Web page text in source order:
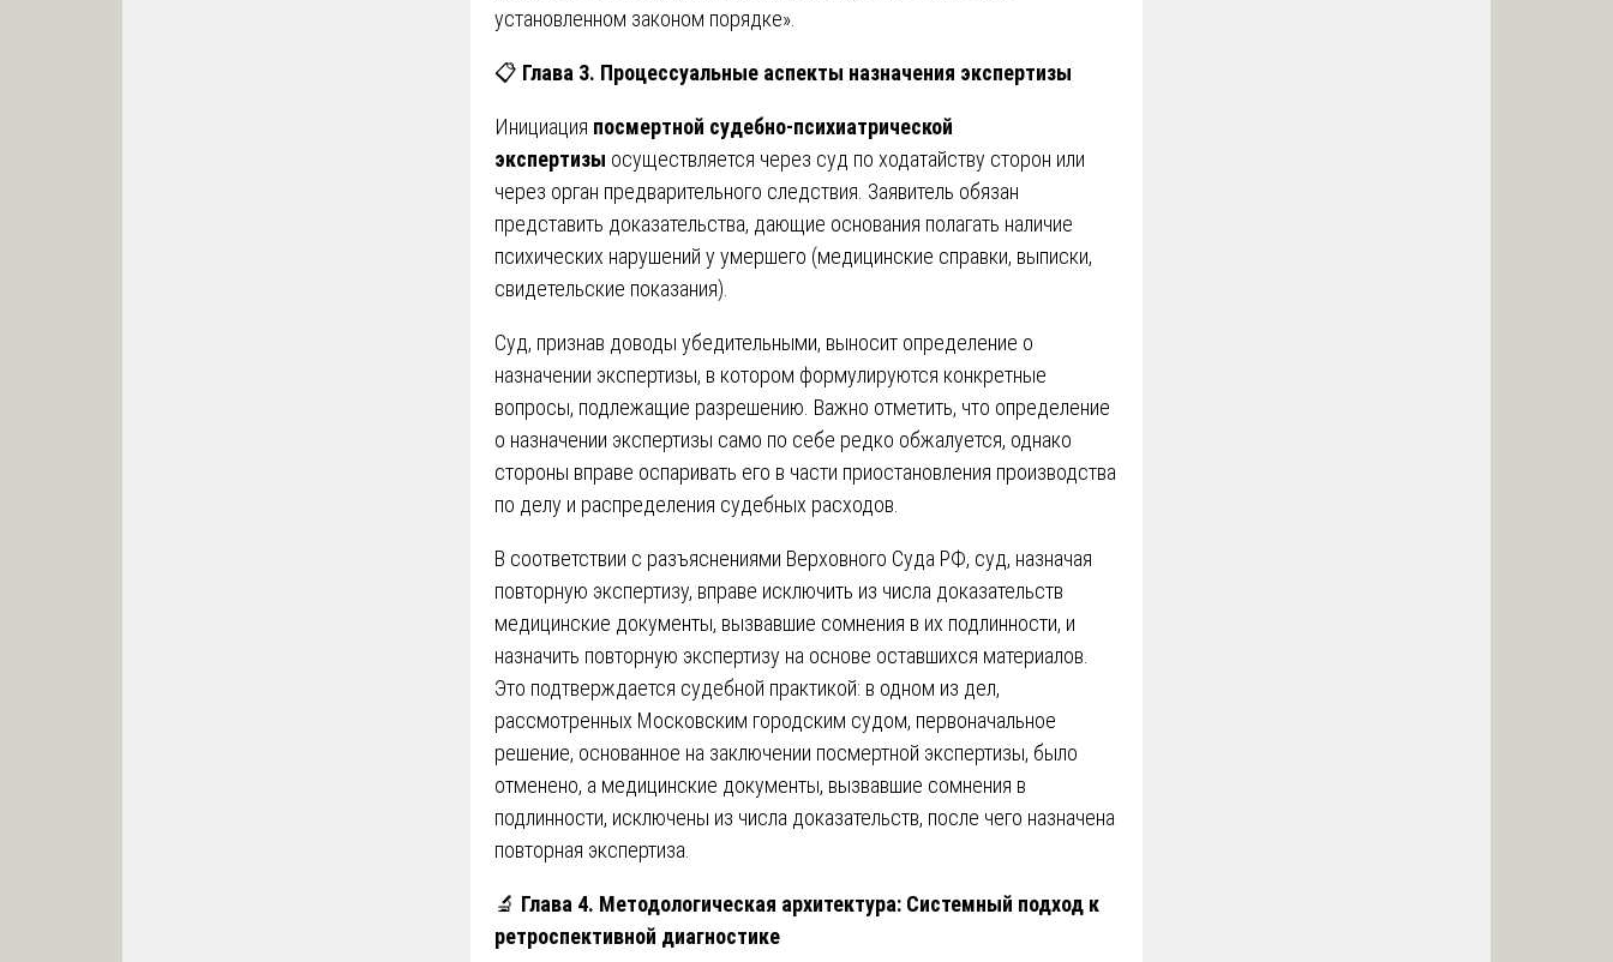
установленном законом порядке».
📋 Глава 3. Процессуальные аспекты назначения экспертизы
Инициация посмертной судебно-психиатрической
экспертизы осуществляется через суд по ходатайству сторон или
через орган предварительного следствия. Заявитель обязан
представить доказательства, дающие основания полагать наличие
психических нарушений у умершего (медицинские справки, выписки,
свидетельские показания).
Суд, признав доводы убедительными, выносит определение о
назначении экспертизы, в котором формулируются конкретные
вопросы, подлежащие разрешению. Важно отметить, что определение
о назначении экспертизы само по себе редко обжалуется, однако
стороны вправе оспаривать его в части приостановления производства
по делу и распределения судебных расходов.
В соответствии с разъяснениями Верховного Суда РФ, суд, назначая
повторную экспертизу, вправе исключить из числа доказательств
медицинские документы, вызвавшие сомнения в их подлинности, и
назначить повторную экспертизу на основе оставшихся материалов.
Это подтверждается судебной практикой: в одном из дел,
рассмотренных Московским городским судом, первоначальное
решение, основанное на заключении посмертной экспертизы, было
отменено, а медицинские документы, вызвавшие сомнения в
подлинности, исключены из числа доказательств, после чего назначена
повторная экспертиза.
🔬 Глава 4. Методологическая архитектура: Системный подход к
ретроспективной диагностике